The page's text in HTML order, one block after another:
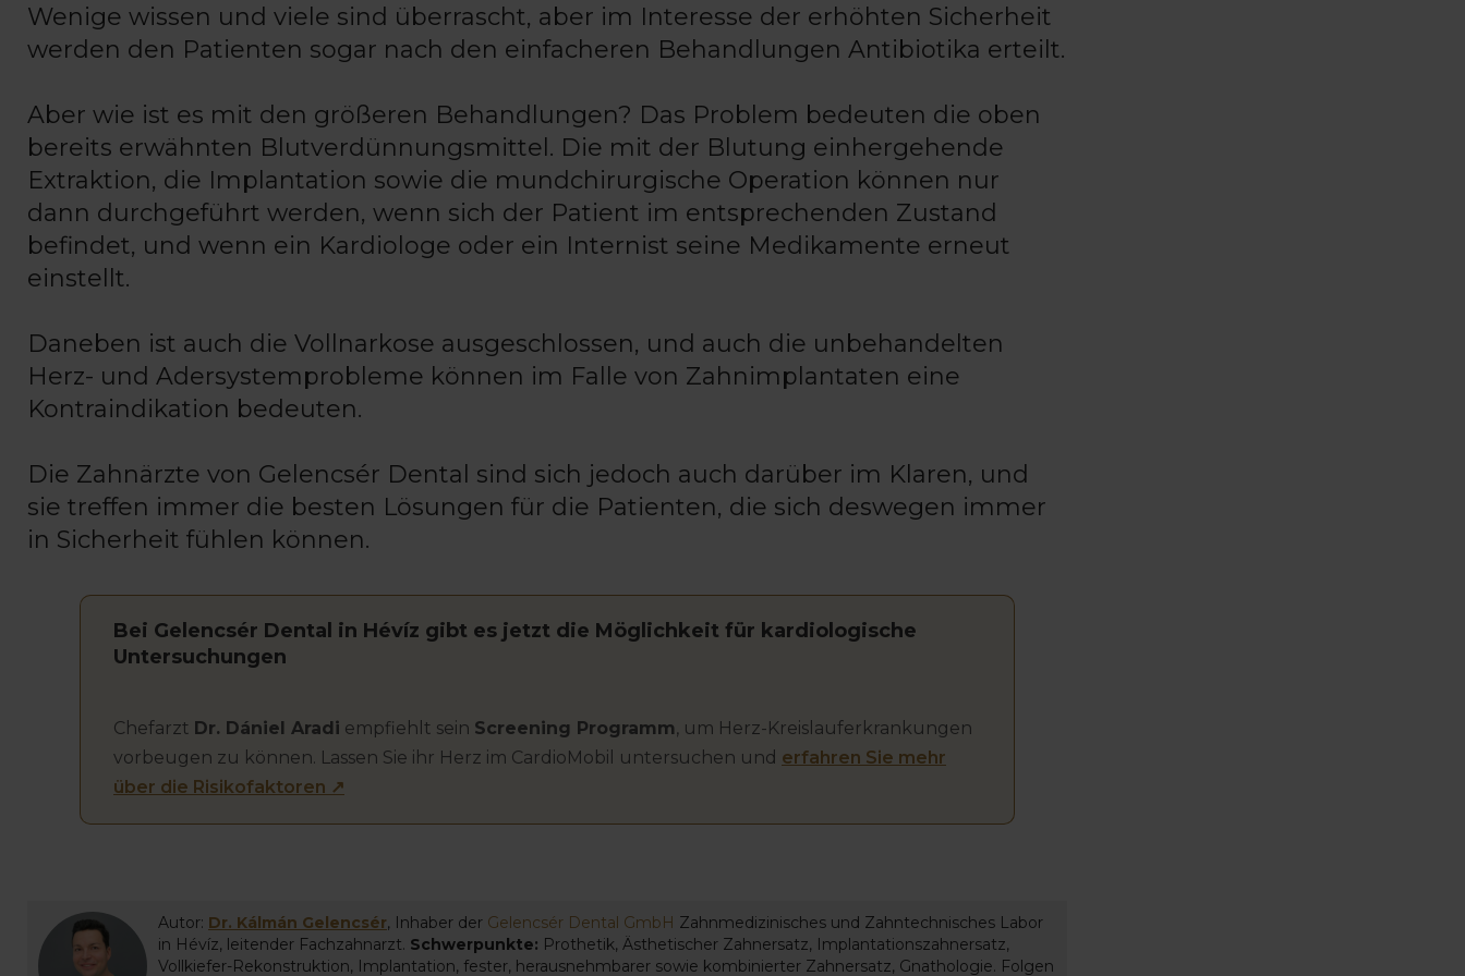
Wenige wissen und viele sind überrascht, aber im Interesse der erhöhten Sicherheit
werden den Patienten sogar nach den einfacheren Behandlungen Antibiotika erteilt.
Aber wie ist es mit den größeren Behandlungen? Das Problem bedeuten die oben
bereits erwähnten Blutverdünnungsmittel. Die mit der Blutung einhergehende
Extraktion, die Implantation sowie die mundchirurgische Operation können nur
dann durchgeführt werden, wenn sich der Patient im entsprechenden Zustand
befindet, und wenn ein Kardiologe oder ein Internist seine Medikamente erneut
einstellt.
Daneben ist auch die Vollnarkose ausgeschlossen, und auch die unbehandelten
Herz- und Adersystemprobleme können im Falle von Zahnimplantaten eine
Kontraindikation bedeuten.
Die Zahnärzte von Gelencsér Dental sind sich jedoch auch darüber im Klaren, und
sie treffen immer die besten Lösungen für die Patienten, die sich deswegen immer
in Sicherheit fühlen können.
Bei Gelencsér Dental in Hévíz gibt es jetzt die Möglichkeit für kardiologische
Untersuchungen
Chefarzt Dr. Dániel Aradi empfiehlt sein Screening Programm, um Herz-Kreislauferkrankungen
vorbeugen zu können. Lassen Sie ihr Herz im CardioMobil untersuchen und erfahren Sie mehr
über die Risikofaktoren ↗
Autor: Dr. Kálmán Gelencsér, Inhaber der Gelencsér Dental GmbH Zahnmedizinisches und Zahntechnisches Labor
in Hévíz, leitender Fachzahnarzt. Schwerpunkte: Prothetik, Ästhetischer Zahnersatz, Implantationszahnersatz,
Vollkiefer-Rekonstruktion, Implantation, fester, herausnehmbarer sowie kombinierter Zahnersatz, Gnathologie. Folgen